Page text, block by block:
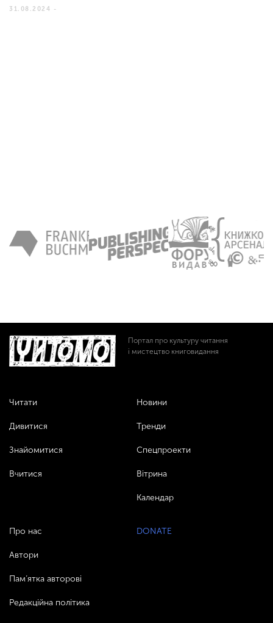
31.08.2024 -
Портал про культуру читання
і мистецтво книговидання
Читати
Дивитися
Знайомитися
Вчитися
Новини
Тренди
Спецпроекти
Вітрина
Календар
Про нас
Автори
Пам’ятка авторові
Редакційна політика
DONATE